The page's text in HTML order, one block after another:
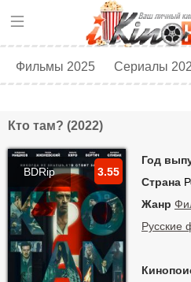
Фильмы 2025 Сериалы
Кто там? (2022)
BDRip
Год
Страна
Жанр
Русские
3.55